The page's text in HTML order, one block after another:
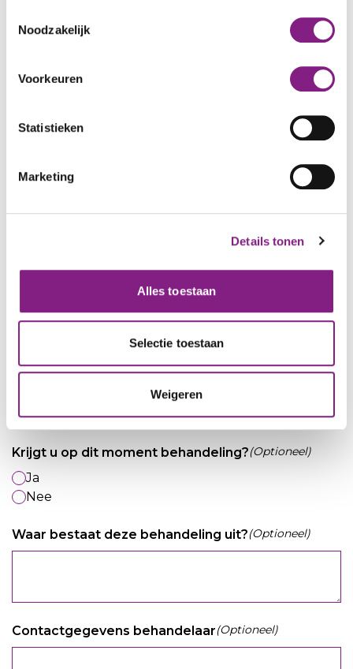
Noodzakelijk
Voorkeuren
Statistieken
Marketing
Details tonen
Alles toestaan
Selectie toestaan
Weigeren
Uw diagnose
Is er bij u een DSM diagnose gesteld
(Optioneel)
Ja
Door(Optioneel)
Beschrijving DSM diagnose / Uitslag IQ
Krijgt u op dit moment behandeling?(Optioneel)
Ja
Nee
Waar bestaat deze behandeling uit?(Optioneel)
Contactgegevens behandelaar(Optioneel)